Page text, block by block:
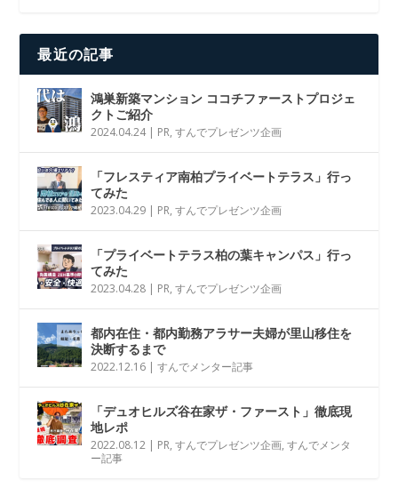
最近の記事
鴻巣新築マンション ココチファーストプロジェ
クトご紹介
2024.04.24| PR,すんでプレゼンツ企画
「フレスティア南柏プライベートテラス」行っ
てみた
2023.04.29 | PR,すんでプレゼンツ企画
「プライベートテラス柏の葉キャンパス」行っ
てみた
2023.04.28 | PR,すんでプレゼンツ企画
都内在住・都内勤務アラサー夫婦が里山移住を
決断するまで
2022.12.16 |すんでメンター記事
「デュオヒルズ谷在家ザ・ファースト」徹底現
地レポ
2022.08.12 | PR,すんでプレゼンツ企画,すんでメンタ
ー記事